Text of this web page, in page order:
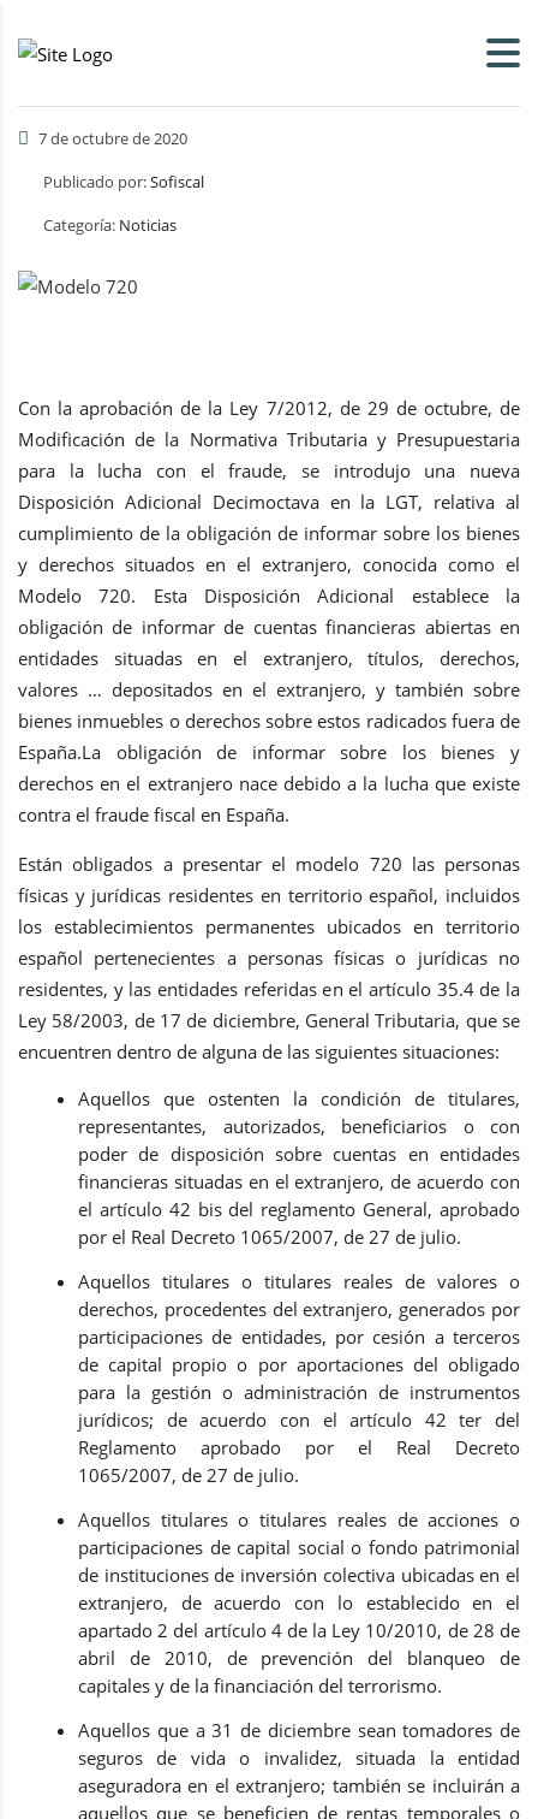
7 de octubre de 2020
Publicado por:Sofiscal
Categoría: Noticias
Con la aprobación de la Ley 7/2012, de 29 de octubre, de
Modificación de la Normativa Tributaria y Presupuestaria
para la lucha con el fraude, se introdujo una nueva
Disposición Adicional Decimoctava en la LGT, relativa al
cumplimiento de la obligación de informar sobre los bienes
y derechos situados en el extranjero, conocida como el
Modelo 720. Esta Disposición Adicional establece la
obligación de informar de cuentas financieras abiertas en
entidades situadas en el extranjero, títulos, derechos,
valores … depositados en el extranjero, y también sobre
bienes inmuebles o derechos sobre estos radicados fuera de
España.La obligación de informar sobre los bienes y
derechos en el extranjero nace debido a la lucha que existe
contra el fraude fiscal en España.
Están obligados a presentar el modelo 720 las personas
físicas y jurídicas residentes en territorio español, incluidos
los establecimientos permanentes ubicados en territorio
español pertenecientes a personas físicas o jurídicas no
residentes, y las entidades referidas en el artículo 35.4 de la
Ley 58/2003, de 17 de diciembre, General Tributaria, que se
encuentren dentro de alguna de las siguientes situaciones:
Aquellos que ostenten la condición de titulares,
representantes, autorizados, beneficiarios o con
poder de disposición sobre cuentas en entidades
financieras situadas en el extranjero, de acuerdo con
el artículo 42 bis del reglamento General, aprobado
por el Real Decreto 1065/2007, de 27 de julio.
Aquellos titulares o titulares reales de valores o
derechos, procedentes del extranjero, generados por
participaciones de entidades, por cesión a terceros
de capital propio o por aportaciones del obligado
para la gestión o administración de instrumentos
jurídicos; de acuerdo con el artículo 42 ter del
Reglamento aprobado por el Real Decreto
1065/2007, de 27 de julio.
Aquellos titulares o titulares reales de acciones o
participaciones de capital social o fondo patrimonial
de instituciones de inversión colectiva ubicadas en el
extranjero, de acuerdo con lo establecido en el
apartado 2 del artículo 4 de la Ley 10/2010, de 28 de
abril de 2010, de prevención del blanqueo de
capitales y de la financiación del terrorismo.
Aquellos que a 31 de diciembre sean tomadores de
seguros de vida o invalidez, situada la entidad
aseguradora en el extranjero; también se incluirán a
aquellos que se beneficien de rentas temporales o